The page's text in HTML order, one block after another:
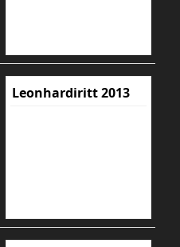
Leonhardiritt 2013